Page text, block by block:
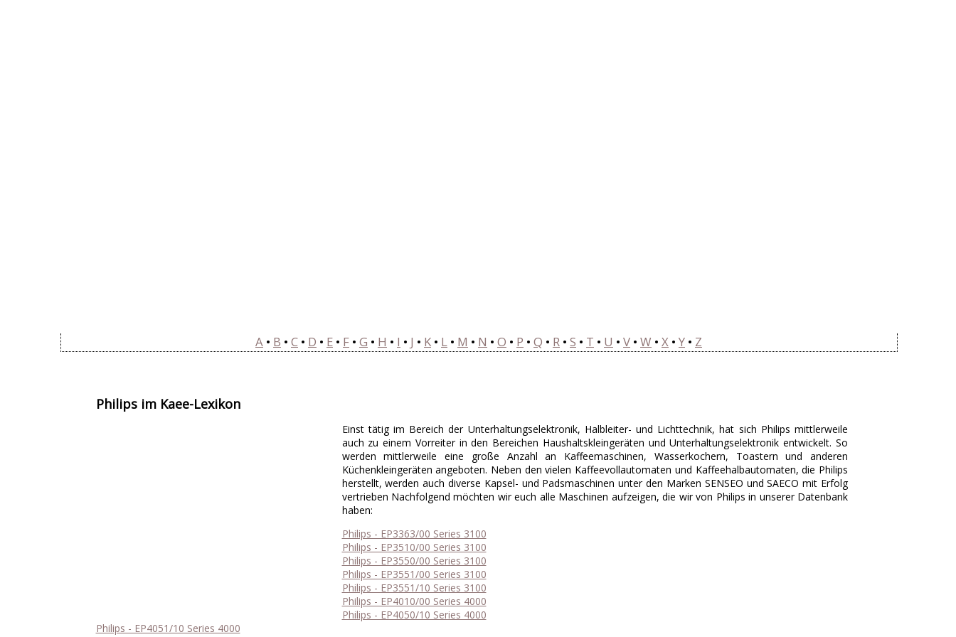
A • B • C • D • E • F • G • H • I • J • K • L • M • N • O • P • Q • R • S • T • U • V • W • X • Y • Z
Philips im Kaffee-Lexikon
Einst tätig im Bereich der Unterhaltungselektronik, Halbleiter- und Lichttechnik, hat sich Philips mittlerweile
auch zu einem Vorreiter in den Bereichen Haushaltskleingeräten und Unterhaltungselektronik entwickelt. So
werden mittlerweile eine große Anzahl an Kaffeemaschinen, Wasserkochern, Toastern und anderen
Küchenkleingeräten angeboten. Neben den vielen Kaffeevollautomaten und Kaffeehalbautomaten, die Philips
herstellt, werden auch diverse Kapsel- und Padsmaschinen unter den Marken SENSEO und SAECO mit Erfolg
vertrieben Nachfolgend möchten wir euch alle Maschinen aufzeigen, die wir von Philips in unserer Datenbank
haben:
Philips - EP3363/00 Series 3100
Philips - EP3510/00 Series 3100
Philips - EP3550/00 Series 3100
Philips - EP3551/00 Series 3100
Philips - EP3551/10 Series 3100
Philips - EP4010/00 Series 4000
Philips - EP4050/10 Series 4000
Philips - EP4051/10 Series 4000